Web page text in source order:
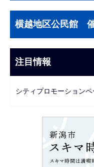
文
こ
ま
で
サ
ブ
ビ
ー
横越地区公民館
注目情報
シティプロモーションペ